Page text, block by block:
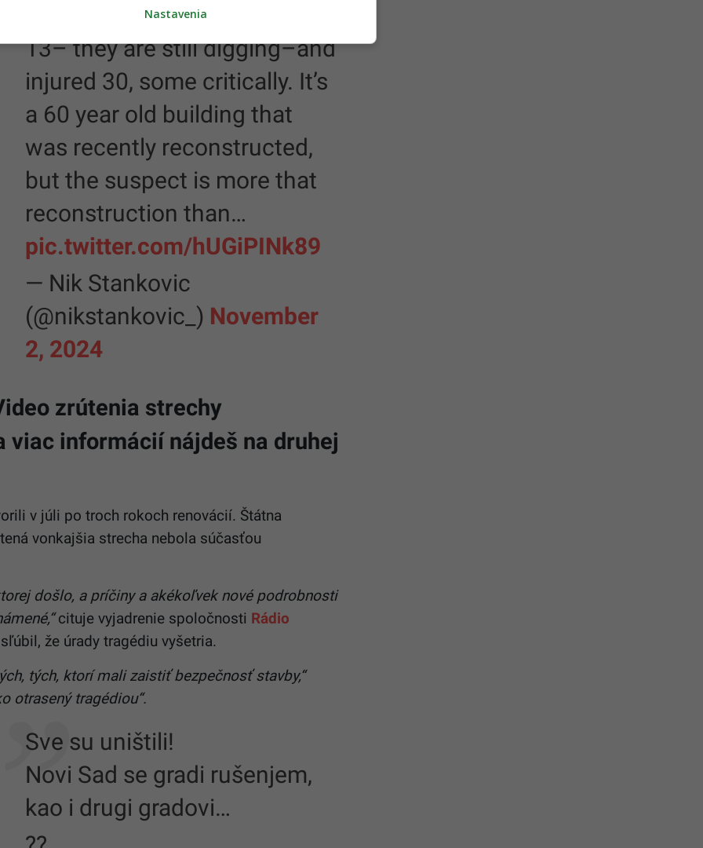
collapsed and killed (at least)
13– they are still digging–and
injured 30, some critically. It’s
a 60 year old building that
was recently reconstructed,
but the suspect is more that
reconstruction than…
pic.twitter.com/hUGiPINk89
— Nik Stankovic
(@nikstankovic_) November
2, 2024
zrútenia strechy
viac informácií nájdeš na druhej
v júli po troch rokoch renovácií. Štátna
vonkajšia strecha nebola súčasťou
došlo, a príčiny a akékoľvek nové podrobnosti
cituje vyjadrenie spoločnosti Rádio
že úrady tragédiu vyšetria.
tých, ktorí mali zaistiť bezpečnosť stavby,“
otrasený tragédiou“.
Sve su uništili!
Novi Sad se gradi rušenjem,
kao i drugi gradovi…
Nastavenia